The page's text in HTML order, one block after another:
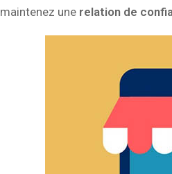
maintenez une relation de